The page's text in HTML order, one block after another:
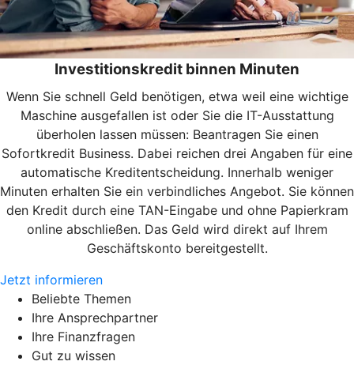
Investitionskredit binnen Minuten
Wenn Sie schnell Geld benötigen, etwa weil eine wichtige
Maschine ausgefallen ist oder Sie die IT-Ausstattung
überholen lassen müssen: Beantragen Sie einen
Sofortkredit Business. Dabei reichen drei Angaben für eine
automatische Kreditentscheidung. Innerhalb weniger
Minuten erhalten Sie ein verbindliches Angebot. Sie können
den Kredit durch eine TAN-Eingabe und ohne Papierkram
online abschließen. Das Geld wird direkt auf Ihrem
Geschäftskonto bereitgestellt.
Jetzt informieren
Beliebte Themen
Ihre Ansprechpartner
Ihre Finanzfragen
Gut zu wissen